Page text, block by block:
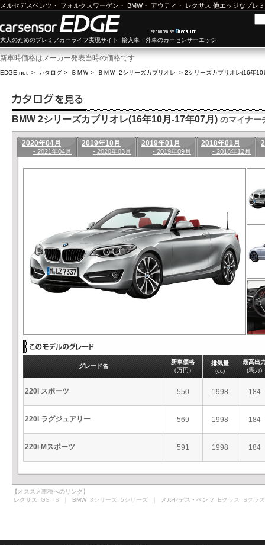
メルセデスベンツ ・ フォルクスワーゲン ・ BMW・ アウディ ・ レクサス 他エッジなプレ
大人のためのプレミアカーライフ実現サイト 輸入車・外車のカーセンサーエッジ
新車時価格はメーカー発表当時の価格です
EDGE.net > カタログ > ＢＭＷ > ＢＭＷ 2シリーズカブリオレ > 2シリーズカブリオレ(16年
BMW 2シリーズカブリオレ(16年10月-17年07月) のマイナー
2020年04月
- 2021年04月
2019年10月
- 2020年03月
2019年01月
- 2019年09月
2018年01月
- 2018年12月
グレード名
新車価格
（万円）
排気量
(cc)
最高出
(馬力)
220i スポーツ 550 1998 184
220i ラグジュアリー 569 1998 184
220i Mスポーツ 591 1998 184
【オススメ車種へのリンク】
レクサス GS IS ｜ BMW 3シリーズ 5シリーズ ｜ メルセデス・ベンツ Eクラス Sクラス